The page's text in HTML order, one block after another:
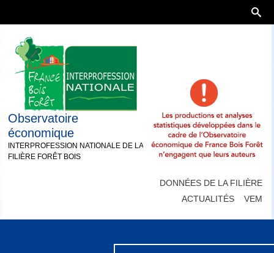
Observatoire
économique
INTERPROFESSION NATIONALE DE LA
FILIÈRE FORÊT BOIS
DONNÉES DE LA FILIÈRE
ACTUALITÉS
VEM